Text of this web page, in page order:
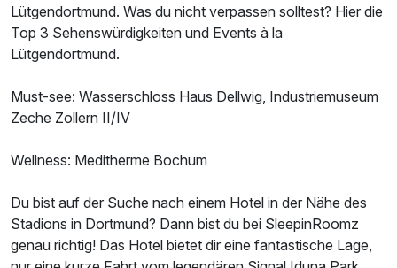
Lütgendortmund. Was du nicht verpassen solltest? Hier die
Top 3 Sehenswürdigkeiten und Events à la
Lütgendortmund.
Must-see: Wasserschloss Haus Dellwig, Industriemuseum
Zeche Zollern II/IV
Wellness: Meditherme Bochum
Du bist auf der Suche nach einem Hotel in der Nähe des
Stadions in Dortmund? Dann bist du bei SleepinRoomz
genau richtig! Das Hotel bietet dir eine fantastische Lage,